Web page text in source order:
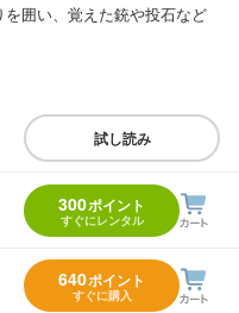
囲い、覚えた銃や投石など
試し読み
300ポイント
すぐにレンタル
640ポイント
すぐに購入